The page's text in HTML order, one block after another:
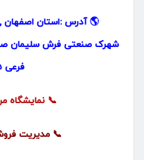
🌎 آدرس :استان اصفهان
شهرک صنعتی فرش سلیمان
فرعی ۵ , نبش بلوار
📞 نمایشگاه مرکزی
📞 مدیریت فروش